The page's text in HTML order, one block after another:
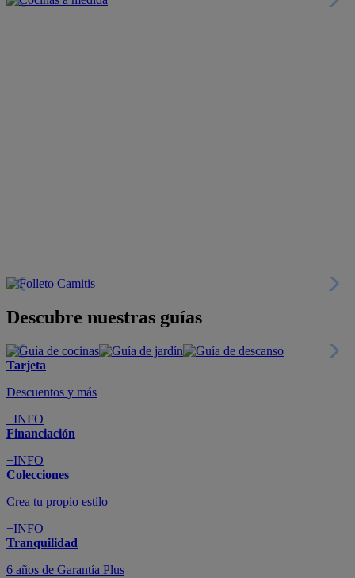
Descubre nuestras guías
Tarjeta
Descuentos y más
+INFO
Financiación
+INFO
Colecciones
Crea tu propio estilo
+INFO
Tranquilidad
6 años de Garantía Plus